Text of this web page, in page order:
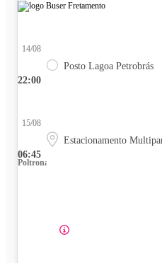
22:00
14/08
Posto Lagoa Petrobrás
06:45
15/08
Estacionamento
Poltrona